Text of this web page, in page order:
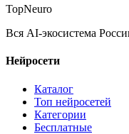
TopNeuro
Вся AI-экосистема
Нейросети
Каталог
Топ нейросетей
Категории
Бесплатные